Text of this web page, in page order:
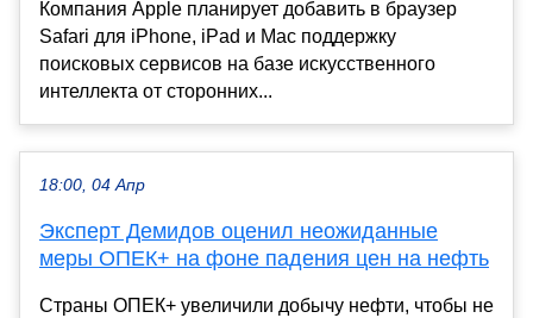
Компания Apple планирует добавить в браузер
Safari для iPhone, iPad и Mac поддержку
поисковых сервисов на базе искусственного
интеллекта от сторонних...
18:00, 04 Апр
Эксперт Демидов оценил неожиданные
меры ОПЕК+ на фоне падения цен на нефть
Страны ОПЕК+ увеличили добычу нефти, чтобы не